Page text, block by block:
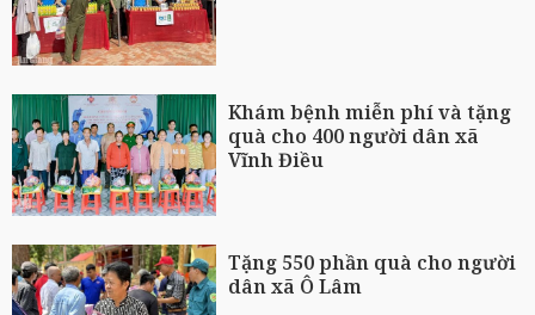
Khám bệnh miễn phí và tặng
quà cho 400 người dân xã
Vĩnh Điều
Tặng 550 phần quà cho người
dân xã Ô Lâm